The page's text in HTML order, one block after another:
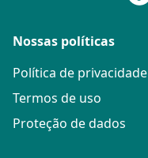
Nossas políticas
Política de privacidade
Termos de uso
Proteção de dados